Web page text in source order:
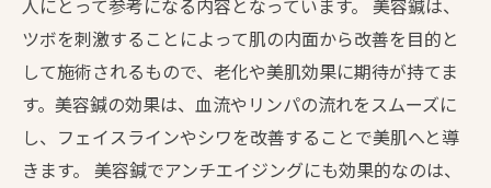
人にとって参考になる内容となっています。 美容鍼は、
ツボを刺激することによって肌の内面から改善を目的と
して施術されるもので、老化や美肌効果に期待が持てま
す。美容鍼の効果は、血流やリンパの流れをスムーズに
し、フェイスラインやシワを改善することで美肌へと導
きます。 美容鍼でアンチエイジングにも効果的なのは、